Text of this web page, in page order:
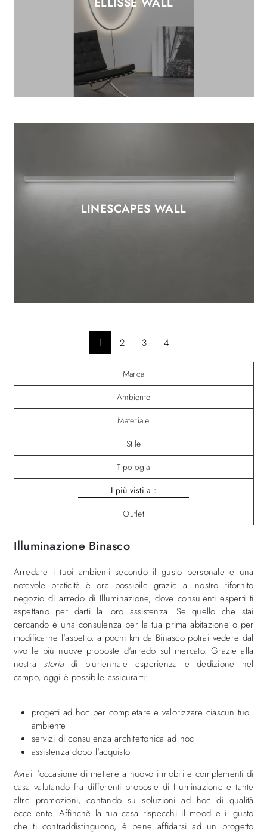
LINESCAPES WALL
1 2 3 4
Marca
Ambiente
Materiale
Stile
Tipologia
I più visti a :
Outlet
Illuminazione Binasco
Arredare i tuoi ambienti secondo il gusto personale e una
notevole praticità è ora possibile grazie al nostro rifornito
negozio di arredo di Illuminazione, dove consulenti esperti ti
aspettano per darti la loro assistenza. Se quello che stai
cercando è una consulenza per la tua prima abitazione o per
modificarne l'aspetto, a pochi km da Binasco potrai vedere dal
vivo le più nuove proposte d'arredo sul mercato. Grazie alla
nostra storiadi pluriennale esperienza e dedizione nel
campo, oggi è possibile assicurarti:
progetti ad hoc per completare e valorizzare ciascun tuo
ambiente
servizi di consulenza architettonica ad hoc
assistenza dopo l'acquisto
Avrai l'occasione di mettere a nuovo i mobili e complementi di
casa valutando fra differenti proposte di Illuminazione e tante
altre promozioni, contando su soluzioni ad hoc di qualità
eccellente. Affinchè la tua casa rispecchi il mood e il gusto
che ti contraddistinguono, è bene affidarsi ad un progetto